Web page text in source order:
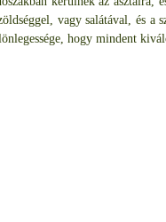
vagy salátával, és a
hogy mindent